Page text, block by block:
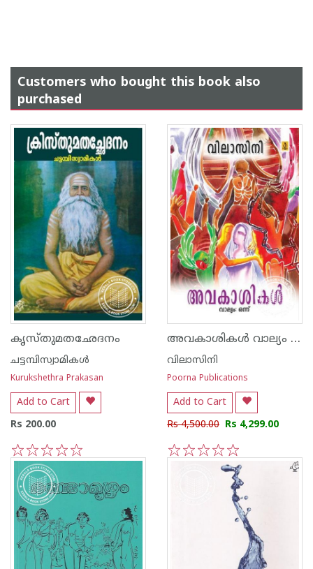
Customers who bought this book also
purchased
കൃസ്തുമതഛേദനം
ചട്ടമ്പിസ്വാമികള്‍
Kurukshethra Prakasan
Add to Cart
Rs 200.00
5
4
3
2
1
അവകാശികള്‍ വാല്യം I, II, III and IV
വിലാസിനി
Poorna Publications
Add to Cart
Rs 4,500.00 Rs 4,299.00
5